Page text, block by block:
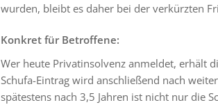
wurden, bleibt es daher bei der verkürzten
Konkret für Betroffene:
Wer heute Privatinsolvenz anmeldet, erhält
Schufa-Eintrag wird anschließend nach
spätestens nach 3,5 Jahren ist nicht nur die